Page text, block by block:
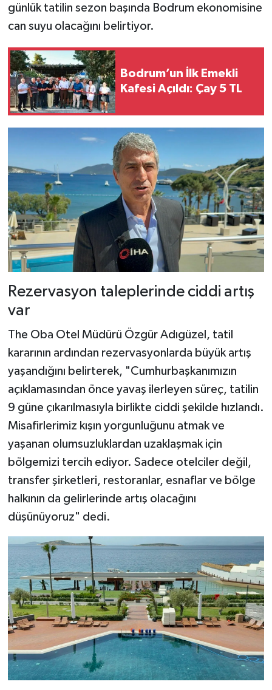
günlük tatilin sezon başında Bodrum ekonomisine
can suyu olacağını belirtiyor.
Bodrum’un İlk Emekli
Kafesi Açıldı: Çay 5 TL
Rezervasyon taleplerinde ciddi artış
var
The Oba Otel Müdürü Özgür Adıgüzel, tatil
kararının ardından rezervasyonlarda büyük artış
yaşandığını belirterek, "Cumhurbaşkanımızın
açıklamasından önce yavaş ilerleyen süreç, tatilin
9 güne çıkarılmasıyla birlikte ciddi şekilde hızlandı.
Misafirlerimiz kışın yorgunluğunu atmak ve
yaşanan olumsuzluklardan uzaklaşmak için
bölgemizi tercih ediyor. Sadece otelciler değil,
transfer şirketleri, restoranlar, esnaflar ve bölge
halkının da gelirlerinde artış olacağını
düşünüyoruz" dedi.